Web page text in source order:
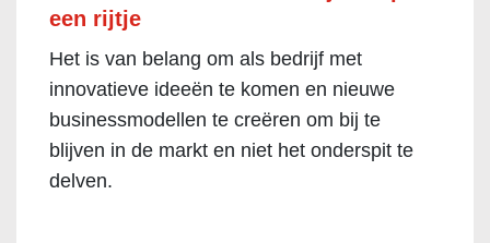
een rijtje
Het is van belang om als bedrijf met
innovatieve ideeën te komen en nieuwe
businessmodellen te creëren om bij te
blijven in de markt en niet het onderspit te
delven.